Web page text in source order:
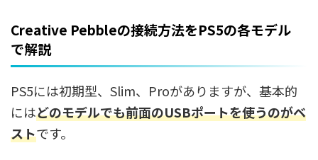
Creative Pebbleの接続方法をPS5の各モデル
で解説
PS5には初期型、Slim、Proがありますが、基本的
にはどのモデルでも前面のUSBポートを使うのがベ
ストです。